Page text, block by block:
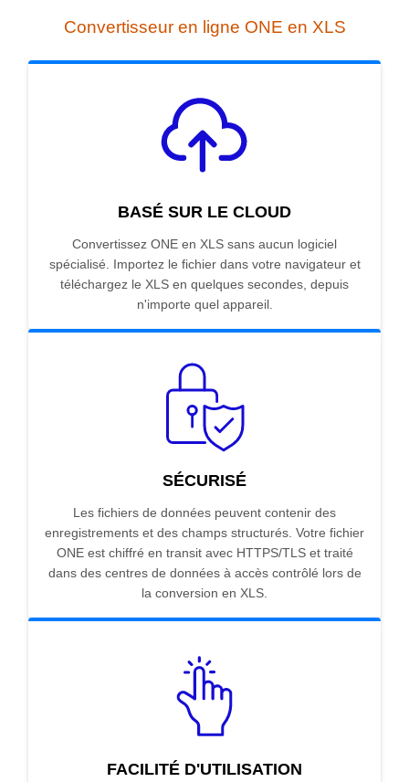
Convertisseur en ligne ONE en XLS
BASÉ SUR LE CLOUD
Convertissez ONE en XLS sans aucun logiciel
spécialisé. Importez le fichier dans votre navigateur et
téléchargez le XLS en quelques secondes, depuis
n'importe quel appareil.
SÉCURISÉ
Les fichiers de données peuvent contenir des
enregistrements et des champs structurés. Votre fichier
ONE est chiffré en transit avec HTTPS/TLS et traité
dans des centres de données à accès contrôlé lors de
la conversion en XLS.
FACILITÉ D'UTILISATION